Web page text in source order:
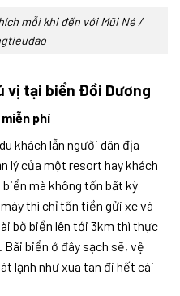
mỗi khi đến với Mũi Né /
vị tại biển Đồi Dương
phí
khách lẫn người dân địa
lý của một resort hay khách
biển mà không tốn bất kỳ
thì chỉ tốn tiền gửi xe và
bờ biển lên tới 3km thì thực
biển ở đây sạch sẽ, vệ
lạnh như xua tan đi hết cái